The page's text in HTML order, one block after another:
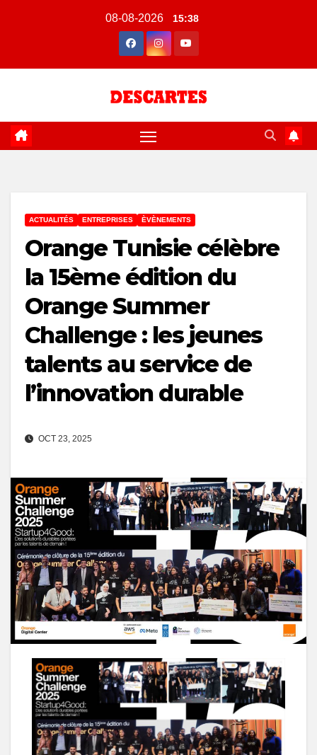
08-08-2026 15:38
ACTUALITÉS ENTREPRISES ÈVÈNEMENTS
Orange Tunisie célèbre
la 15ème édition du
Orange Summer
Challenge : les jeunes
talents au service de
l’innovation durable
OCT 23, 2025